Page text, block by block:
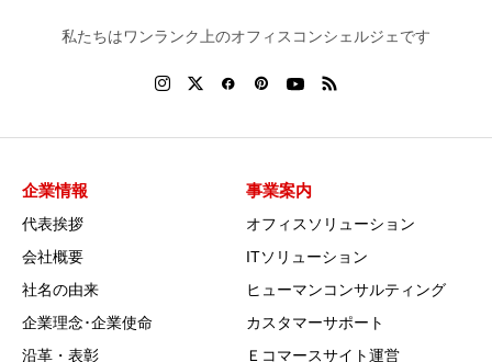
私たちはワンランク上のオフィスコンシェルジェです
企業情報
代表挨拶
会社概要
社名の由来
企業理念･企業使命
沿革・表彰
事業案内
オフィスソリューション
ITソリューション
ヒューマンコンサルティング
カスタマーサポート
Ｅコマースサイト運営